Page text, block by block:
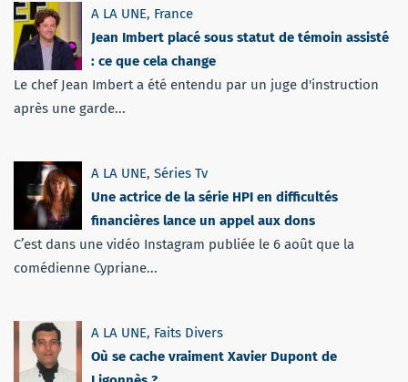
A LA UNE, France
Jean Imbert placé sous statut de témoin assisté
: ce que cela change
Le chef Jean Imbert a été entendu par un juge d'instruction
après une garde...
A LA UNE, Séries Tv
Une actrice de la série HPI en difficultés
financières lance un appel aux dons
C’est dans une vidéo Instagram publiée le 6 août que la
comédienne Cypriane...
A LA UNE, Faits Divers
Où se cache vraiment Xavier Dupont de